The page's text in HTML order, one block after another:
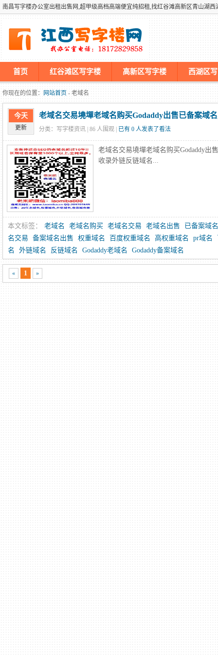
南昌写字楼办公室出租出售网,超甲级高档高端便宜纯招租,找红谷滩高新区青山湖
首页 红谷滩区写字楼 高新区写字楼 西湖区
墡墢美国仿牌vps推荐仿牌空间主机仿牌服务器,国外欧洲荷兰
你现在的位置： 网站首页- 老域名
今天
更新
老域名交易墝墠老域名购买Godaddy出售已备案域
分类：写字楼资讯 | 86 人围观 | 已有 0 人发表了看法
老域名交易墝墠老域名购买Godaddy出
收录外链反链域名...
本文标签： 老域名 老域名购买 老域名交易 老域名出售
已备案域名
名交易
备案域名出售 权重域名 百度权重域名 高权重域名 pr域名
名
外链域名 反链域名 Godaddy老域名 Godaddy备案域名
« 1 »